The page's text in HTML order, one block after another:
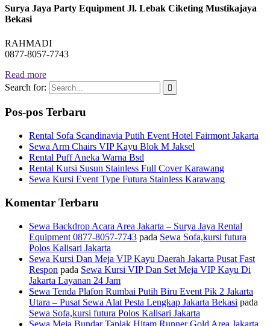
Surya Jaya Party Equipment Jl. Lebak Ciketing Mustikajaya
Bekasi
RAHMADI
0877-8057-7743
Read more
Search for:
Pos-pos Terbaru
Rental Sofa Scandinavia Putih Event Hotel Fairmont Jakarta
Sewa Arm Chairs VIP Kayu Blok M Jaksel
Rental Puff Aneka Warna Bsd
Rental Kursi Susun Stainless Full Cover Karawang
Sewa Kursi Event Type Futura Stainless Karawang
Komentar Terbaru
Sewa Backdrop Acara Area Jakarta – Surya Jaya Rental
Equipment 0877-8057-7743 pada Sewa Sofa,kursi futura
Polos Kalisari Jakarta
Sewa Kursi Dan Meja VIP Kayu Daerah Jakarta Pusat Fast
Respon pada Sewa Kursi VIP Dan Set Meja VIP Kayu Di
Jakarta Layanan 24 Jam
Sewa Tenda Plafon Rumbai Putih Biru Event Pik 2 Jakarta
Utara – Pusat Sewa Alat Pesta Lengkap Jakarta Bekasi pada
Sewa Sofa,kursi futura Polos Kalisari Jakarta
Sewa Meja Bundar Taplak Hitam Runner Gold Area Jakarta